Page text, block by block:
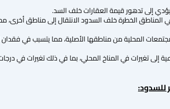
إلى تدهور قيمة العقارات خلف السد.
المناطق الخطرة خلف السدود الانتقال إلى مناطق أخرى،
المحلية من مناطقها الأصلية، مما يتسبب في فقدان
إلى تغيرات في المناخ المحلي، بما في ذلك تغيرات في